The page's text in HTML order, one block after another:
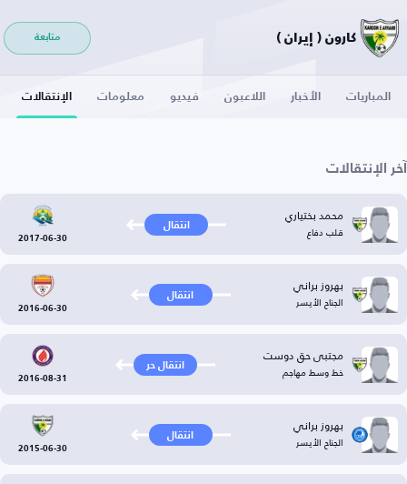
كارون ( إيران ) متابعة
المباريات الأخبار اللاعبون فيديو معلومات الإنتقالات
آخر الإنتقالات
محمد بختياري
قلب دفاع انتقال
2017-06-30
بهروز براني
الجناح الأيسر انتقال
2016-06-30
مجتبی حق‌ دوست
خط وسط مهاجم انتقال حر
2016-08-31
بهروز براني
الجناح الأيسر انتقال
2015-06-30